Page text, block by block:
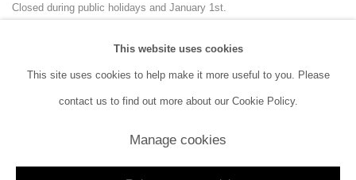
Closed during public holidays and January 1st.
This website uses cookies
This site uses cookies to help make it more useful to you. Please
contact us to find out more about our Cookie Policy.
Manage cookies